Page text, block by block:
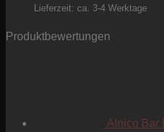
1,00€
Lieferzeit: ca. 3-4 Werktage
Produktbewertungen
Alnico Bar